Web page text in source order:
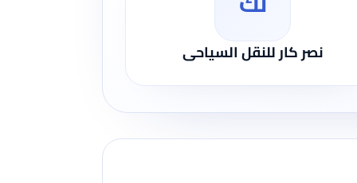
نصر كار للنقل السياحى